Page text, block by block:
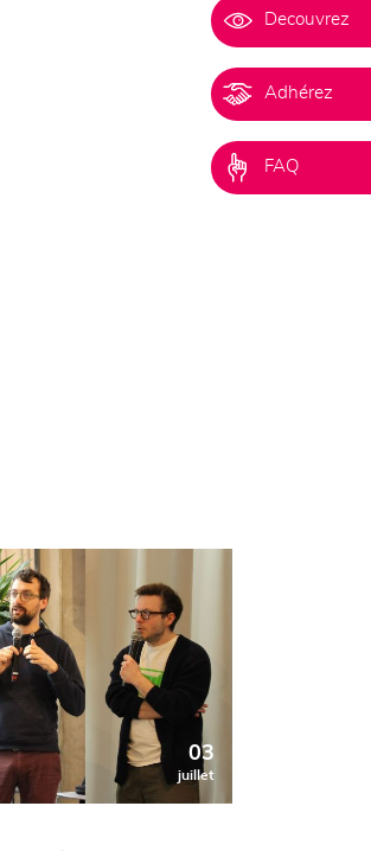
Decouvrez
Adhérez
FAQ
03
juillet